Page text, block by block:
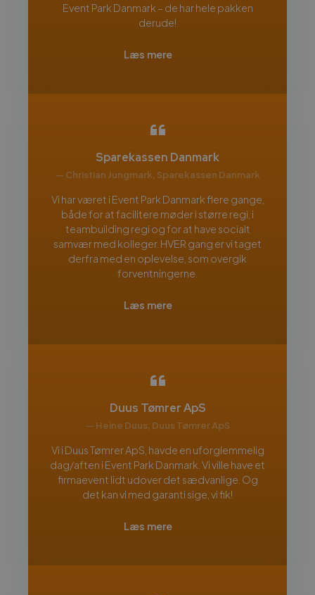
Event Park Danmark – de har hele pakken
derude!
Læs mere
Sparekassen Danmark
— Christian Jungmark, Sparekassen Danmark
Vi har været i Event Park Danmark flere gange,
både for at facilitere møder i større regi, i
teambuilding regi og for at have socialt
samvær med kolleger. HVER gang er vi taget
derfra med en oplevelse, som overgik
forventningerne.
Læs mere
Duus Tømrer ApS
— Heine Duus, Duus Tømrer ApS
Vi i Duus Tømrer ApS, havde en uforglemmelig
dag/aften i Event Park Danmark. Vi ville have et
firmaevent lidt udover det sædvanlige. Og
det kan vi med garanti sige, vi fik!
Læs mere